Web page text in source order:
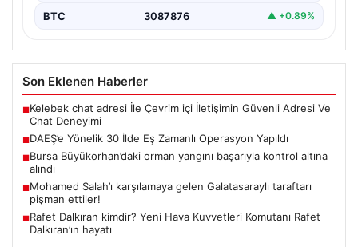
BTC 3087876 ▲ +0.89%
Son Eklenen Haberler
■Kelebek chat adresi İle Çevrim içi İletişimin Güvenli Adresi Ve
Chat Deneyimi
■DAEŞ’e Yönelik 30 İlde Eş Zamanlı Operasyon Yapıldı
■Bursa Büyükorhan’daki orman yangını başarıyla kontrol altına
alındı
■Mohamed Salah’ı karşılamaya gelen Galatasaraylı taraftarı
pişman ettiler!
■Rafet Dalkıran kimdir? Yeni Hava Kuvvetleri Komutanı Rafet
Dalkıran’ın hayatı